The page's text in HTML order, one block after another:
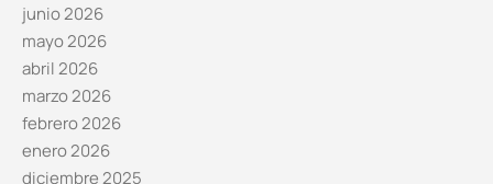
junio 2026
mayo 2026
abril 2026
marzo 2026
febrero 2026
enero 2026
diciembre 2025